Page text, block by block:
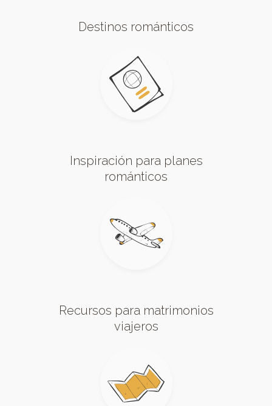
Destinos románticos
Inspiración para planes
románticos
Recursos para matrimonios
viajeros